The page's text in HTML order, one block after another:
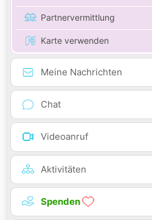
Partnervermittlung
Karte verwenden
Meine Nachrichten
Chat
Videoanruf
Aktivitäten
Spenden